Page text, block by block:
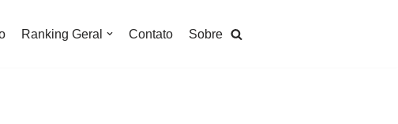
Ranking Geral Contato Sobre